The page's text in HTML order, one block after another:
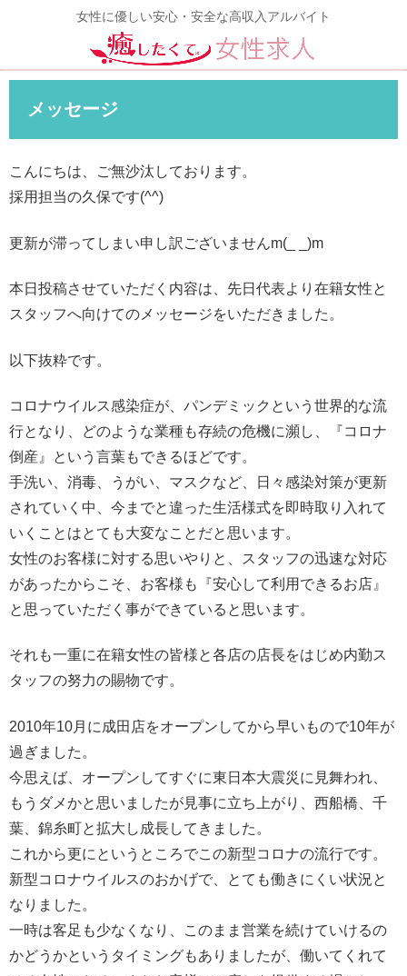
女性に優しい安心・安全な高収入アルバイト
メッセージ
こんにちは、ご無沙汰しております。
採用担当の久保です(^^)
更新が滞ってしまい申し訳ございませんm(_ _)m
本日投稿させていただく内容は、先日代表より在籍女性と
スタッフへ向けてのメッセージをいただきました。
以下抜粋です。
コロナウイルス感染症が、パンデミックという世界的な流
行となり、どのような業種も存続の危機に瀕し、『コロナ
倒産』という言葉もできるほどです。
手洗い、消毒、うがい、マスクなど、日々感染対策が更新
されていく中、今までと違った生活様式を即時取り入れて
いくことはとても大変なことだと思います。
女性のお客様に対する思いやりと、スタッフの迅速な対応
があったからこそ、お客様も『安心して利用できるお店』
と思っていただく事ができていると思います。
それも一重に在籍女性の皆様と各店の店長をはじめ内勤ス
タッフの努力の賜物です。
2010年10月に成田店をオープンしてから早いもので10年が
過ぎました。
今思えば、オープンしてすぐに東日本大震災に見舞われ、
もうダメかと思いましたが見事に立ち上がり、西船橋、千
葉、錦糸町と拡大し成長してきました。
これから更にというところでこの新型コロナの流行です。
新型コロナウイルスのおかげで、とても働きにくい状況と
なりました。
一時は客足も少なくなり、このまま営業を続けていけるの
かどうかというタイミングもありましたが、働いてくれて